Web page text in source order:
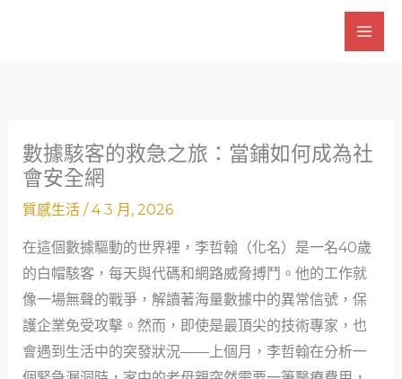
數據駭客的救急之旅：當鋪如何成為社
會安全網
質感生活/4 3 月, 2026
在這個數據驅動的世界裡，李哲翰（化名）是一名40歲
的白帽駭客，每天與代碼和網路威脅搏鬥。他的工作就
像一場無聲的戰爭，解讀著海量數據中的異常信號，保
護企業免受攻擊。然而，即使是最頂尖的技術專家，也
會遇到生活中的突發狀況——上個月，李哲翰在分析一